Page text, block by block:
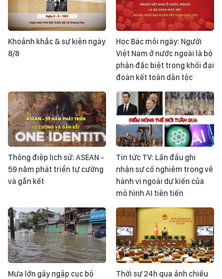
Khoảnh khắc & sự kiện ngày
8/8
Học Bác mỗi ngày: Người
Việt Nam ở nước ngoài là bộ
phận đặc biệt trong khối đại
đoàn kết toàn dân tộc
Thông điệp lịch sử: ASEAN -
59 năm phát triển tự cường
và gắn kết
Tin tức TV: Lần đầu ghi
nhận sự cố nghiêm trọng về
hành vi ngoài dự kiến của
mô hình AI tiên tiến
Mưa lớn gây ngập cục bộ
Thời sự 24h qua ảnh chiều